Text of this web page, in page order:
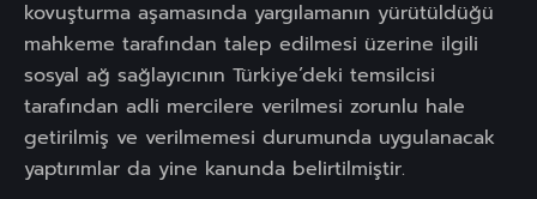
kovuşturma aşamasında yargılamanın yürütüldüğü
mahkeme tarafından talep edilmesi üzerine ilgili
sosyal ağ sağlayıcının Türkiye’deki temsilcisi
tarafından adli mercilere verilmesi zorunlu hale
getirilmiş ve verilmemesi durumunda uygulanacak
yaptırımlar da yine kanunda belirtilmiştir.